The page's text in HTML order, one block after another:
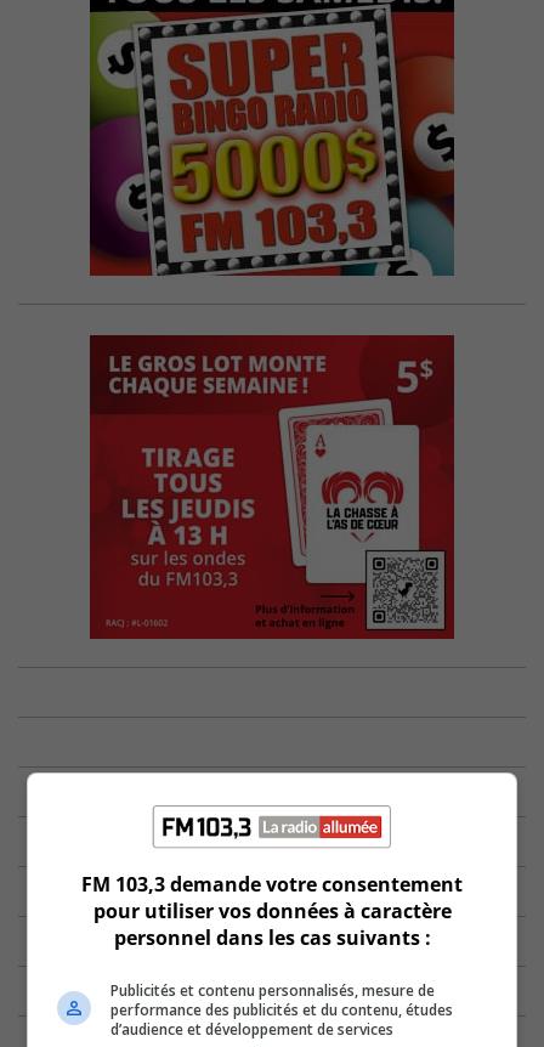
FM 103,3 demande votre consentement
pour utiliser vos données à caractère
personnel dans les cas suivants :
Publicités et contenu personnalisés, mesure de
performance des publicités et du contenu, études
d’audience et développement de services